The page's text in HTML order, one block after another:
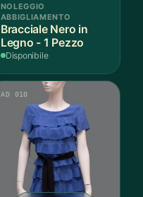
NOLEGGIO
ABBIGLIAMENTO
Bracciale Nero in
Legno - 1 Pezzo
Disponibile
AD 010